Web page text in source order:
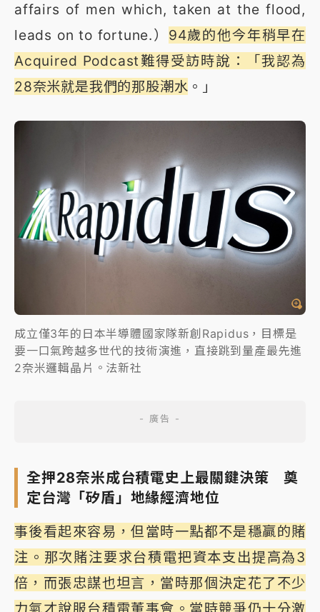
affairs of men which, taken at the flood,
leads on to fortune.） 94歲的他今年稍早在
Acquired Podcast難得受訪時說：「我認為
28奈米就是我們的那股潮水 。」
成立僅3年的日本半導體國家隊新創Rapidus，目標是
要一口氣跨越多世代的技術演進，直接跳到量產最先進
2奈米邏輯晶片。法新社
全押28奈米成台積電史上最關鍵決策 奠
定台灣「矽盾」地緣經濟地位
事後看起來容易，但當時一點都不是穩贏的賭
注。那次賭注要求台積電把資本支出提高為3
倍，而張忠謀也坦言，當時那個決定花了不少